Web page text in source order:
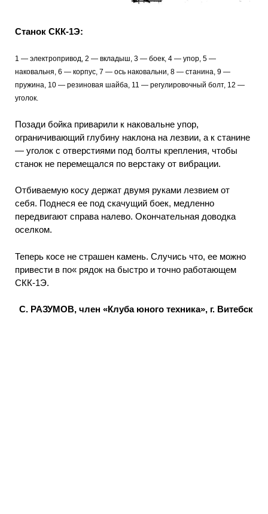
Станок СКК-1Э:
1 — электропривод, 2 — вкладыш, 3 — боек, 4 — упор, 5 —
наковальня, 6 — корпус, 7 — ось наковальни, 8 — станина, 9 —
пружина, 10 — резиновая шайба, 11 — регулировочный болт, 12 —
уголок.
Позади бойка приварили к наковальне упор,
ограничивающий глубину наклона на лезвии, а к станине
— уголок с отверстиями под болты крепления, чтобы
станок не перемещался по верстаку от вибрации.
Отбиваемую косу держат двумя руками лезвием от
себя. Поднеся ее под скачущий боек, медленно
передвигают справа налево. Окончательная доводка
оселком.
Теперь косе не страшен камень. Случись что, ее можно
привести в по« рядок на быстро и точно работающем
СКК-1Э.
С. РАЗУМОВ, член «Клуба юного техника», г. Витебск